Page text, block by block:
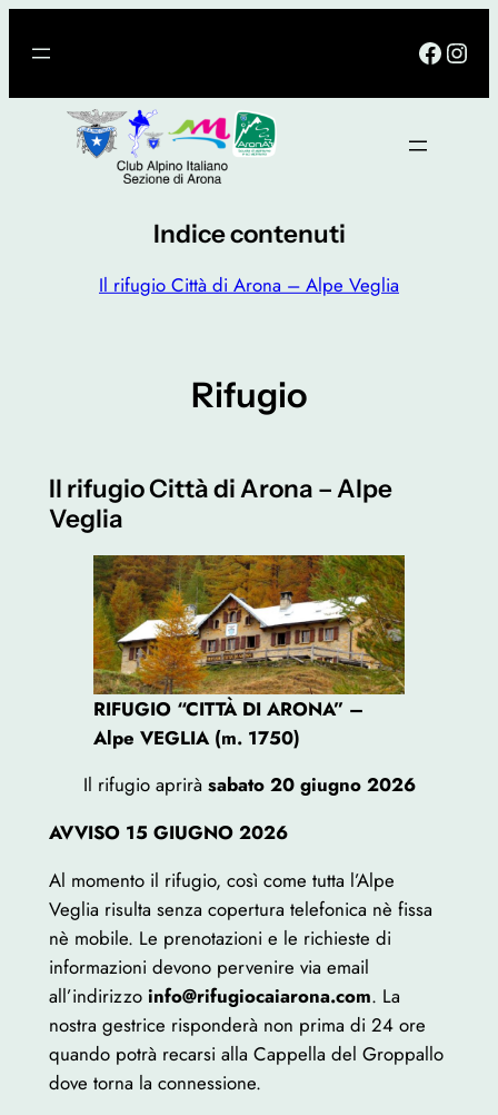
Indice contenuti
Il rifugio Città di Arona – Alpe Veglia
Rifugio
Il rifugio Città di Arona – Alpe
Veglia
RIFUGIO “CITTÀ DI ARONA” –
Alpe VEGLIA (m. 1750)
Il rifugio aprirà sabato 20 giugno 2026
AVVISO 15 GIUGNO 2026
Al momento il rifugio, così come tutta l’Alpe
Veglia risulta senza copertura telefonica nè fissa
nè mobile. Le prenotazioni e le richieste di
informazioni devono pervenire via email
all’indirizzo info@rifugiocaiarona.com. La
nostra gestrice risponderà non prima di 24 ore
quando potrà recarsi alla Cappella del Groppallo
dove torna la connessione.